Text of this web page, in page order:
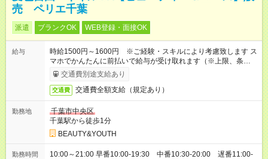
売 ペリエ千葉
派遣 ブランクOK WEB登録・面接OK
給与
時給1500円～1600円 ※ご経験・スキルにより考慮致します ス
マホでかんたんに前払いで給与が受け取れます（※上限、条件
あり）交通費別途支給あり
交通費 交通費全額支給（規定あり）
勤務地
千葉市中央区
千葉駅から徒歩1分
BEAUTY&YOUTH
勤務時間
10:00～21:00 早番10:00-19:30 中番10:30-20:00 遅番11:00-